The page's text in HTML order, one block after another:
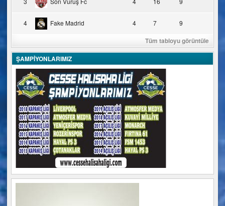
4 Fake Madrid 4 7 9
Tüm tabloyu görüntüle
ŞAMPİYONLARIMIZ